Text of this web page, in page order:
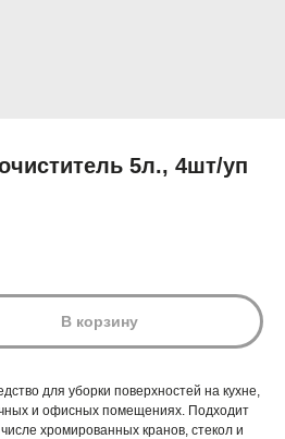
5л., 4шт/уп
В корзину
для уборки поверхностей на кухне,
и офисных помещениях. Подходит
хромированных кранов, стекол и